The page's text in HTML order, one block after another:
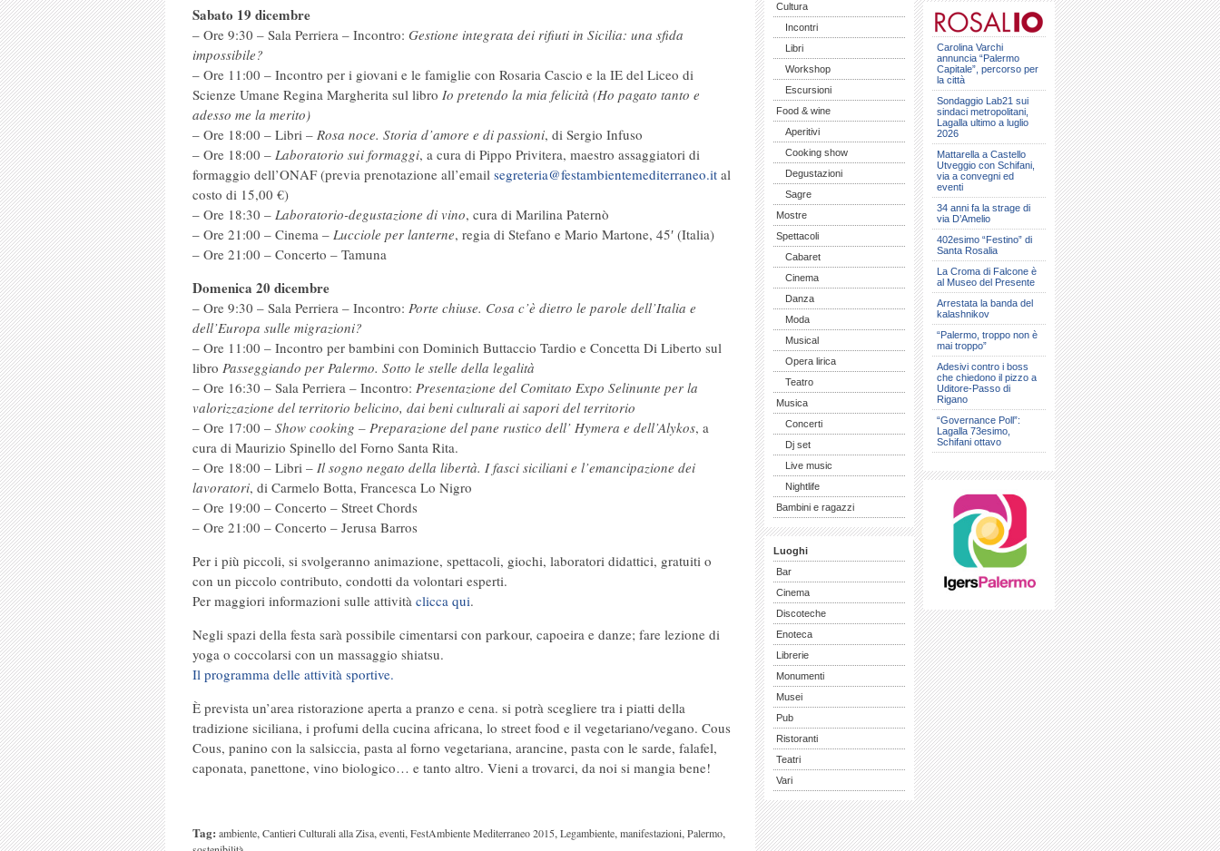
Sabato 19 dicembre
– Ore 9:30 – Sala Perriera – Incontro: Gestione integrata dei rifiuti in Sicilia: una sfida
impossibile?
– Ore 11:00 – Incontro per i giovani e le famiglie con Rosaria Cascio e la IE del Liceo di
Scienze Umane Regina Margherita sul libro Io pretendo la mia felicità (Ho pagato tanto e
adesso me la merito)
– Ore 18:00 – Libri – Rosa noce. Storia d’amore e di passioni, di Sergio Infuso
– Ore 18:00 – Laboratorio sui formaggi, a cura di Pippo Privitera, maestro assaggiatori di
formaggio dell’ONAF (previa prenotazione all’email segreteria@festambientemediterraneo.it al
costo di 15,00 €)
– Ore 18:30 – Laboratorio-degustazione di vino, cura di Marilina Paternò
– Ore 21:00 – Cinema – Lucciole per lanterne, regia di Stefano e Mario Martone, 45′ (Italia)
– Ore 21:00 – Concerto – Tamuna
Domenica 20 dicembre
– Ore 9:30 – Sala Perriera – Incontro: Porte chiuse. Cosa c’è dietro le parole dell’Italia e
dell’Europa sulle migrazioni?
– Ore 11:00 – Incontro per bambini con Dominich Buttaccio Tardio e Concetta Di Liberto sul
libro Passeggiando per Palermo. Sotto le stelle della legalità
– Ore 16:30 – Sala Perriera – Incontro: Presentazione del Comitato Expo Selinunte per la
valorizzazione del territorio belicino, dai beni culturali ai sapori del territorio
– Ore 17:00 – Show cooking – Preparazione del pane rustico dell’ Hymera e dell’Alykos, a
cura di Maurizio Spinello del Forno Santa Rita.
– Ore 18:00 – Libri – Il sogno negato della libertà. I fasci siciliani e l’emancipazione dei
lavoratori, di Carmelo Botta, Francesca Lo Nigro
– Ore 19:00 – Concerto – Street Chords
– Ore 21:00 – Concerto – Jerusa Barros
Per i più piccoli, si svolgeranno animazione, spettacoli, giochi, laboratori didattici, gratuiti o
con un piccolo contributo, condotti da volontari esperti.
Per maggiori informazioni sulle attività clicca qui.
Negli spazi della festa sarà possibile cimentarsi con parkour, capoeira e danze; fare lezione di
yoga o coccolarsi con un massaggio shiatsu.
Il programma delle attività sportive.
È prevista un’area ristorazione aperta a pranzo e cena. si potrà scegliere tra i piatti della
tradizione siciliana, i profumi della cucina africana, lo street food e il vegetariano/vegano. Cous
Cous, panino con la salsiccia, pasta al forno vegetariana, arancine, pasta con le sarde, falafel,
caponata, panettone, vino biologico… e tanto altro. Vieni a trovarci, da noi si mangia bene!
Tag: ambiente,Cantieri Culturali alla Zisa,eventi,FestAmbiente Mediterraneo 2015,Legambiente,manifestazioni,Palermo,
Cultura
Incontri
Libri
Workshop
Escursioni
Food & wine
Aperitivi
Cooking show
Degustazioni
Sagre
Mostre
Spettacoli
Cabaret
Cinema
Danza
Moda
Musical
Opera lirica
Teatro
Musica
Concerti
Dj set
Live music
Nightlife
Bambini e ragazzi
Luoghi
Bar
Cinema
Discoteche
Enoteca
Librerie
Monumenti
Musei
Pub
Ristoranti
Teatri
Vari
Carolina Varchi
annuncia “Palermo
Capitale”, percorso per
la città
Sondaggio Lab21 sui
sindaci metropolitani,
Lagalla ultimo a luglio
2026
Mattarella a Castello
Utveggio con Schifani,
via a convegni ed
eventi
34 anni fa la strage di
via D’Amelio
402esimo “Festino” di
Santa Rosalia
La Croma di Falcone è
al Museo del Presente
Arrestata la banda del
kalashnikov
“Palermo, troppo non è
mai troppo”
Adesivi contro i boss
che chiedono il pizzo a
Uditore-Passo di
Rigano
“Governance Poll”:
Lagalla 73esimo,
Schifani ottavo